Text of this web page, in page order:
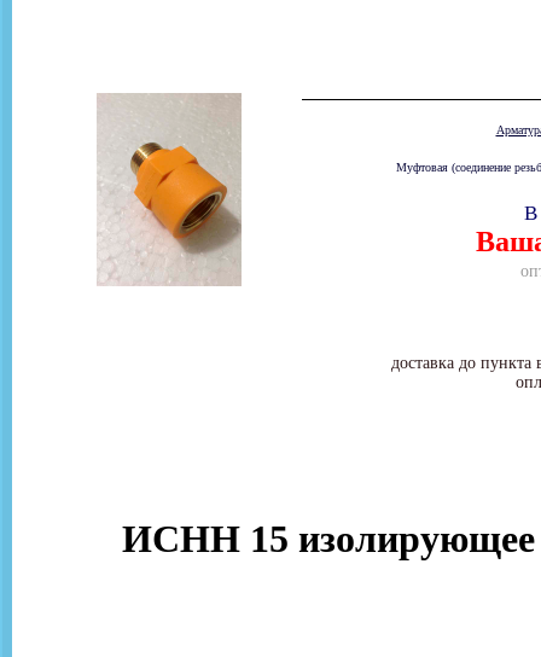
Муфтовая (соединение
доставка до
В
ИСНН 15 изолирующее